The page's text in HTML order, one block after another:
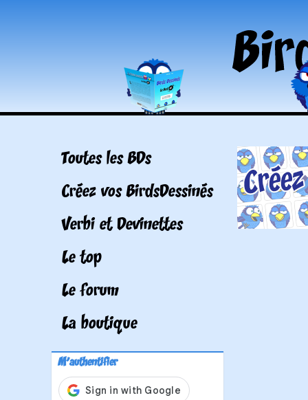
Toutes les BDs
Créez vos BirdsDessinés
Verbi et Devinettes
Le top
Le forum
La boutique
M'authentifier